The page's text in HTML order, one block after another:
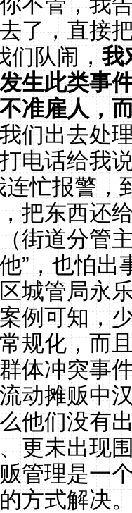
了，直接
们队闹，我
生此类事
准雇人，
们出去处
电话给我
连忙报警，
把东西还
街道分管
”，也怕出
城管局永
例可知，
规化，而
体冲突事
动摊贩中
他们没有
更未出现
管理是一
方式解决